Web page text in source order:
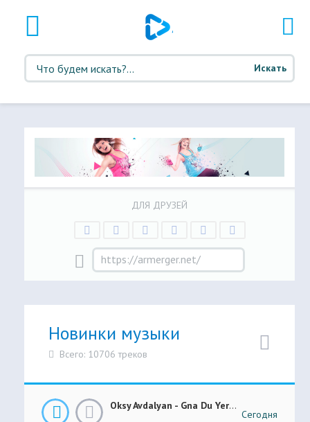
Искать
ДЛЯ ДРУЗЕЙ
Новинки музыки
Всего: 10706 треков
Oksy Avdalyan - Gna Du Yerevanic
Сегодня